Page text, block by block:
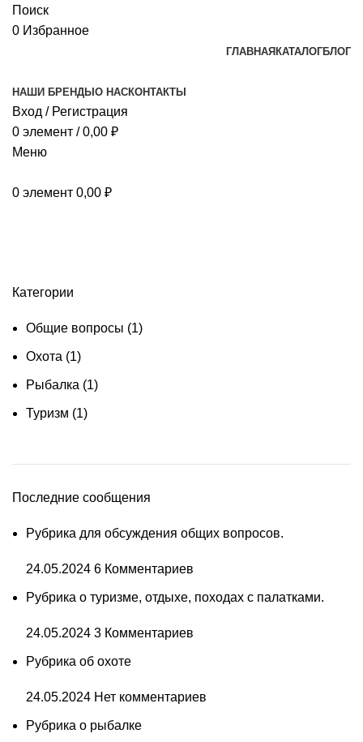
Поиск
0 Избранное
ГЛАВНАЯ КАТАЛОГБЛОГ
НАШИ БРЕНДЫ О НАСКОНТАКТЫ
Вход / Регистрация
0 элемент / 0,00 ₽
Меню
0 элемент 0,00 ₽
Категории
Общие вопросы (1)
Охота (1)
Рыбалка (1)
Туризм (1)
Последние сообщения
Рубрика для обсуждения общих вопросов.
24.05.2024 6 Комментариев
Рубрика о туризме, отдыхе, походах с палатками.
24.05.2024 3 Комментариев
Рубрика об охоте
24.05.2024 Нет комментариев
Рубрика о рыбалке